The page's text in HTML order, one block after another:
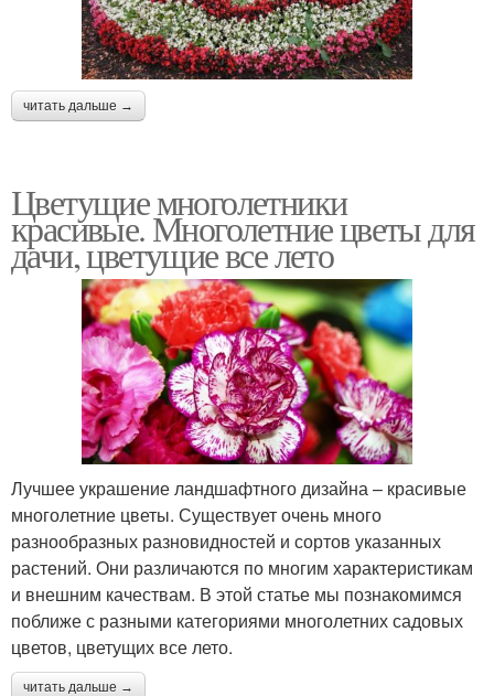
читать дальше →
Цветущие многолетники
красивые. Многолетние цветы для
дачи, цветущие все лето
Лучшее украшение ландшафтного дизайна – красивые
многолетние цветы. Существует очень много
разнообразных разновидностей и сортов указанных
растений. Они различаются по многим характеристикам
и внешним качествам. В этой статье мы познакомимся
поближе с разными категориями многолетних садовых
цветов, цветущих все лето.
читать дальше →